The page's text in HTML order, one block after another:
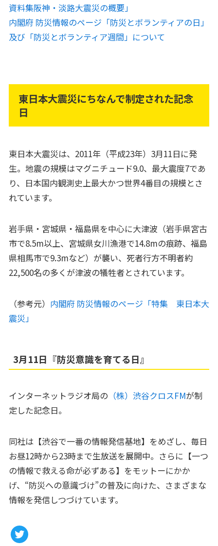
資料集阪神・淡路大震災の概要」
内閣府 防災情報のページ「防災とボランティアの日」
及び「防災とボランティア週間」について
東日本大震災にちなんで制定された記念
日
東日本大震災は、2011年（平成23年）3月11日に発
生。地震の規模はマグニチュード9.0、最大震度7であ
り、日本国内観測史上最大かつ世界4番目の規模とさ
れています。
岩手県・宮城県・福島県を中心に大津波（岩手県宮古
市で8.5m以上、宮城県女川漁港で14.8mの痕跡、福島
県相馬市で9.3mなど）が襲い、死者行方不明者約
22,500名の多くが津波の犠牲者とされています。
（参考元） 内閣府 防災情報のページ「特集 東日本大
震災」
3月11日『防災意識を育てる日』
インターネットラジオ局の （株）渋谷クロスFMが制
定した記念日。
同社は【渋谷で一番の情報発信基地】をめざし、毎日
お昼12時から23時まで生放送を展開中。さらに【一つ
の情報で救える命が必ずある】をモットーにかか
げ、“防災への意識づけ”の普及に向けた、さまざまな
情報を発信しつづけています。
Twitter